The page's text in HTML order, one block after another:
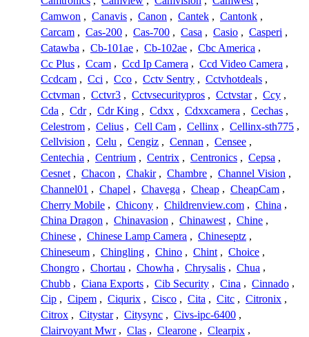
Camwon , Canavis , Canon , Cantek , Cantonk ,
Carcam , Cas-200 , Cas-700 , Casa , Casio , Casperi ,
Catawba , Cb-101ae , Cb-102ae , Cbc America ,
Cc Plus , Ccam , Ccd Ip Camera , Ccd Video Camera ,
Ccdcam , Cci , Cco , Cctv Sentry , Cctvhotdeals ,
Cctvman , Cctvr3 , Cctvsecuritypros , Cctvstar , Ccy ,
Cda , Cdr , Cdr King , Cdxx , Cdxxcamera , Cechas ,
Celestrom , Celius , Cell Cam , Cellinx , Cellinx-sth775 ,
Cellvision , Celu , Cengiz , Cennan , Censee ,
Centechia , Centrium , Centrix , Centronics , Cepsa ,
Cesnet , Chacon , Chakir , Chambre , Channel Vision ,
Channel01 , Chapel , Chavega , Cheap , CheapCam ,
Cherry Mobile , Chicony , Childrenview.com , China ,
China Dragon , Chinavasion , Chinawest , Chine ,
Chinese , Chinese Lamp Camera , Chineseptz ,
Chineseum , Chingling , Chino , Chint , Choice ,
Chongro , Chortau , Chowha , Chrysalis , Chua ,
Chubb , Ciana Exports , Cib Security , Cina , Cinnado ,
Cip , Cipem , Ciqurix , Cisco , Cita , Citc , Citronix ,
Citrox , Citystar , Citysync , Civs-ipc-6400 ,
Clairvoyant Mwr , Clas , Clearone , Clearpix ,